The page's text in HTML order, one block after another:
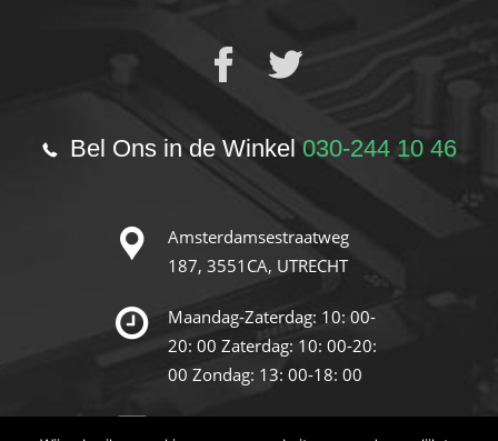
Bel Ons in de Winkel 030-244 10 46
Amsterdamsestraatweg
187, 3551CA, UTRECHT
Maandag-Zaterdag: 10: 00-
20: 00 Zaterdag: 10: 00-20:
00 Zondag: 13: 00-18: 00